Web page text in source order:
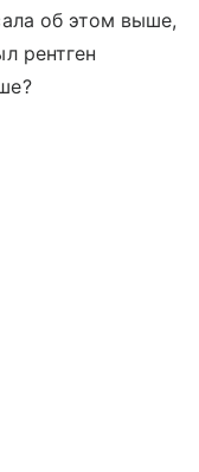
об этом выше,
рентген